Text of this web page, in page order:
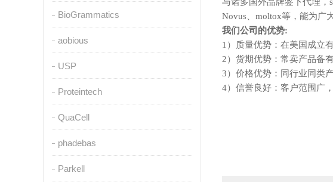
BioGrammatics
aobious
USP
Proteintech
QuaCell
phadebas
Parkell
Novus、moltox等，能为广
我们公司的优势:
1 ）质量优势：在美国成立
2）货期优势：常卖产品备
3）价格优势：同行业同类
4）信誉良好：客户范围广